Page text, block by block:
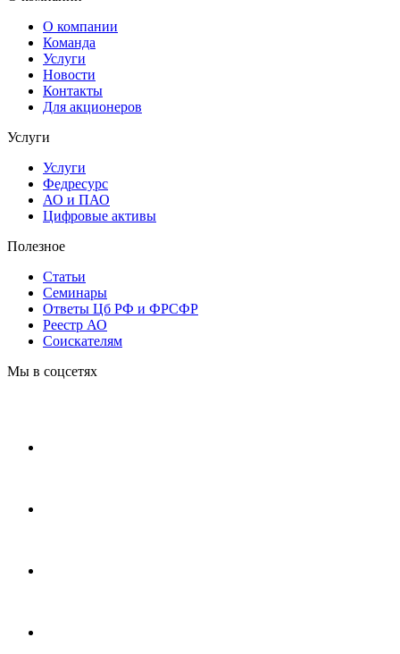
О компании
Команда
Услуги
Новости
Контакты
Для акционеров
Услуги
Услуги
Федресурс
АО и ПАО
Цифровые активы
Полезное
Статьи
Cеминары
Ответы Цб РФ и ФРСФР
Реестр АО
Соискателям
Мы в соцсетях